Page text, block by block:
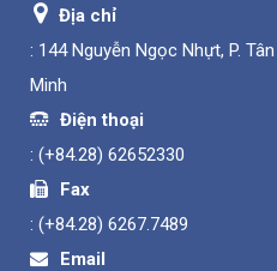
Địa chỉ
: 144 Nguyễn Ngọc Nhựt, P.
Minh
Điện thoại
: (+84.28) 62652330
Fax
: (+84.28) 6267.7489
Email